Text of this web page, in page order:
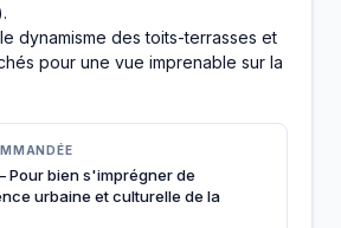
dynamisme des toits-terrasses et
pour une vue imprenable sur la
Pour bien s'imprégner de
urbaine et culturelle de la